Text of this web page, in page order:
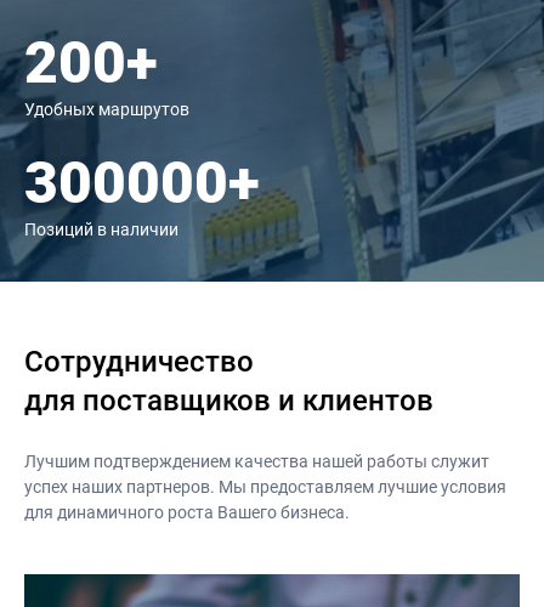
200+
Удобных маршрутов
300000+
Позиций в наличии
Сотрудничество
для поставщиков и клиентов
Лучшим подтверждением качества нашей работы служит
успех наших партнеров. Мы предоставляем лучшие условия
для динамичного роста Вашего бизнеса.